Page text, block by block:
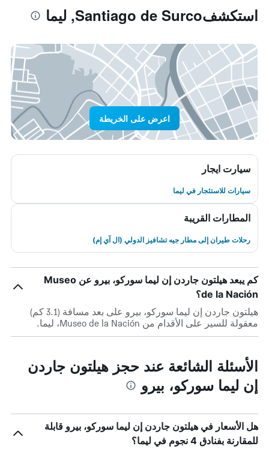
استكشفSantiago de Surco, ليما
اعرض على الخريطة
سيارت ايجار
سيارات للاستئجار في ليما
المطارات القريبة
رحلات طيران إلى مطار جيه تشافيز الدولي (ال آي إم)
كم يبعد هيلتون جاردن إن ليما سوركو، بيرو عن Museo
de la Nación؟
هيلتون جاردن إن ليما سوركو، بيرو على بعد مسافة (3.1 كم)
معقولة للسير على الأقدام من Museo de la Nación، ليما.
الأسئلة الشائعة عند حجز هيلتون جاردن
إن ليما سوركو، بيرو
هل الأسعار في هيلتون جاردن إن ليما سوركو، بيرو قابلة
للمقارنة بفنادق 4 نجوم في ليما؟